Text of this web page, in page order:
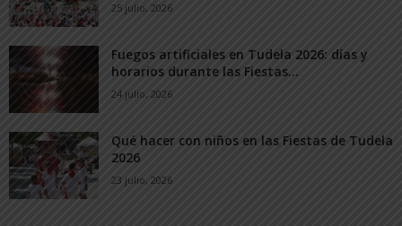
25 julio, 2026
Fuegos artificiales en Tudela 2026: días y
horarios durante las Fiestas...
24 julio, 2026
Qué hacer con niños en las Fiestas de Tudela
2026
23 julio, 2026